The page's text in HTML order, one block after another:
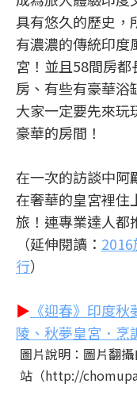
具有悠久的歷史，
有濃濃的傳統印度
宮！並且58間房
房、有些有豪華浴
大家一定要先來玩
豪華的房間！
在一次的訪談中阿
在奢華的皇宮裡住
旅！連專業達人都
（延伸閱讀：
行）
▶ 《迎春》印度
陵、秋夢皇宮．烹
圖片說明：圖片翻
站（http://